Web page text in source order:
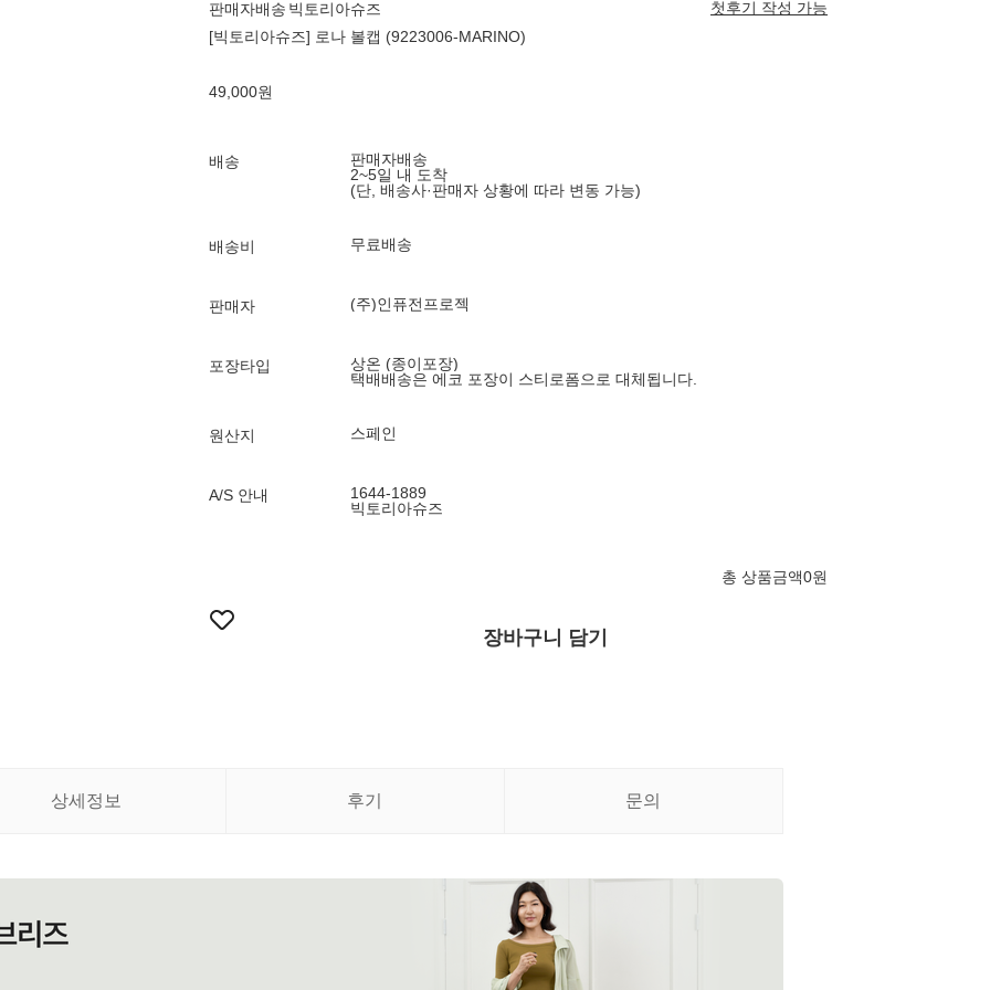
판매자배송 빅토리아슈즈
첫후기 작성 가능
[빅토리아슈즈] 로나 볼캡 (9223006-MARINO)
49,000원
배송
판매자배송
2~5일 내 도착
(단, 배송사·판매자 상황에 따라 변동 가능)
배송비 무료배송
판매자 (주)인퓨전프로젝
포장타입
상온 (종이포장)
택배배송은 에코 포장이 스티로폼으로 대체됩니다.
원산지 스페인
A/S 안내
1644-1889
빅토리아슈즈
총 상품금액0원
장바구니 담기
상세정보 후기 문의